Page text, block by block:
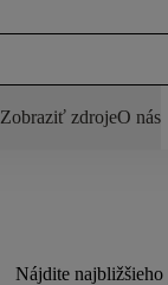
Zobraziť zdrojeO nás
Nájdite najbližšieho